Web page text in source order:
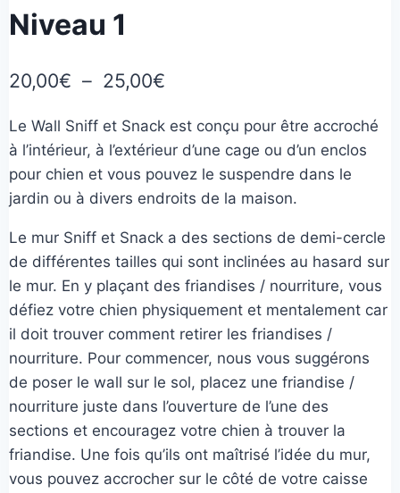
Niveau 1
20,00€ – 25,00€
prix :
20,00€
à
25,00€
Le Wall Sniff et Snack est conçu pour être accroché
à l’intérieur, à l’extérieur d’une cage ou d’un enclos
pour chien et vous pouvez le suspendre dans le
jardin ou à divers endroits de la maison.
Le mur Sniff et Snack a des sections de demi-cercle
de différentes tailles qui sont inclinées au hasard sur
le mur. En y plaçant des friandises / nourriture, vous
défiez votre chien physiquement et mentalement car
il doit trouver comment retirer les friandises /
nourriture. Pour commencer, nous vous suggérons
de poser le wall sur le sol, placez une friandise /
nourriture juste dans l’ouverture de l’une des
sections et encouragez votre chien à trouver la
friandise. Une fois qu’ils ont maîtrisé l’idée du mur,
vous pouvez accrocher sur le côté de votre caisse